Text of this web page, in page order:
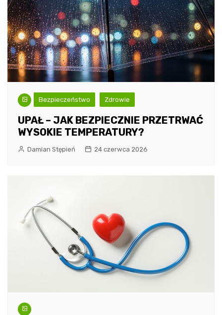
Bezpieczeństwo Zdrowie
UPAŁ – JAK BEZPIECZNIE PRZETRWAĆ
WYSOKIE TEMPERATURY?
Damian Stępień 24 czerwca 2026